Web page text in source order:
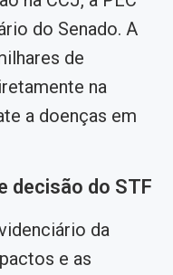
do Senado. A
de
na
a doenças em
decisão do STF
da
e as